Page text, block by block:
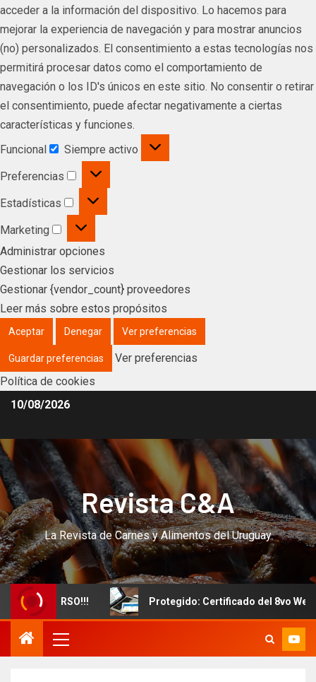
acceder a la información del dispositivo. Lo hacemos para
mejorar la experiencia de navegación y para mostrar anuncios
(no) personalizados. El consentimiento a estas tecnologías nos
permitirá procesar datos como el comportamiento de
navegación o los ID's únicos en este sitio. No consentir o retirar
el consentimiento, puede afectar negativamente a ciertas
características y funciones.
Funcional
Siempre activo
Preferencias
Estadísticas
Marketing
Administrar opciones
Gestionar los servicios
Gestionar {vendor_count} proveedores
Leer más sobre estos propósitos
Aceptar Denegar Ver preferencias
Guardar preferencias
Ver preferencias
Política de cookies
10/08/2026
Revista C&A
La Revista de Carnes y Alimentos del Uruguay
CURSO!!! Protegido: Certificado del 8vo Webinar